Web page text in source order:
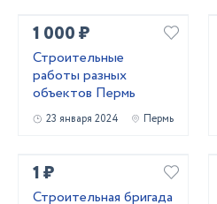
1 000 ₽
Строительные
работы разных
объектов Пермь
23 января 2024 Пермь
1 ₽
Строительная бригада